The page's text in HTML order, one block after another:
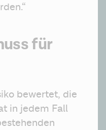
für
bewertet, die
in jedem Fall